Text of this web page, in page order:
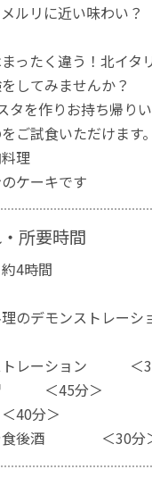
ルリに近い味わい？
ったく違う！北イタ
してみませんか？
タを作りお持ち帰り
ご試食いただけます。
理
ケーキです
所要時間
4時間
料理のデモンス
トレーション ＜
習 ＜45分＞
分＞
や食後酒 ＜30分